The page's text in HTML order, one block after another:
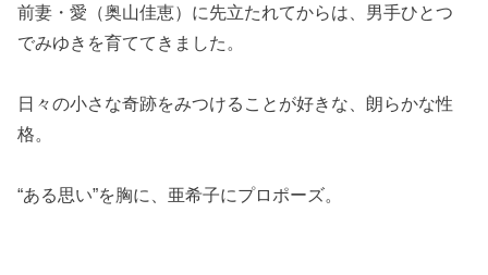
前妻・愛（奥山佳恵）に先立たれてからは、男手ひとつ
でみゆきを育ててきました。
日々の小さな奇跡をみつけることが好きな、朗らかな性
格。
“ある思い”を胸に、亜希子にプロポーズ。